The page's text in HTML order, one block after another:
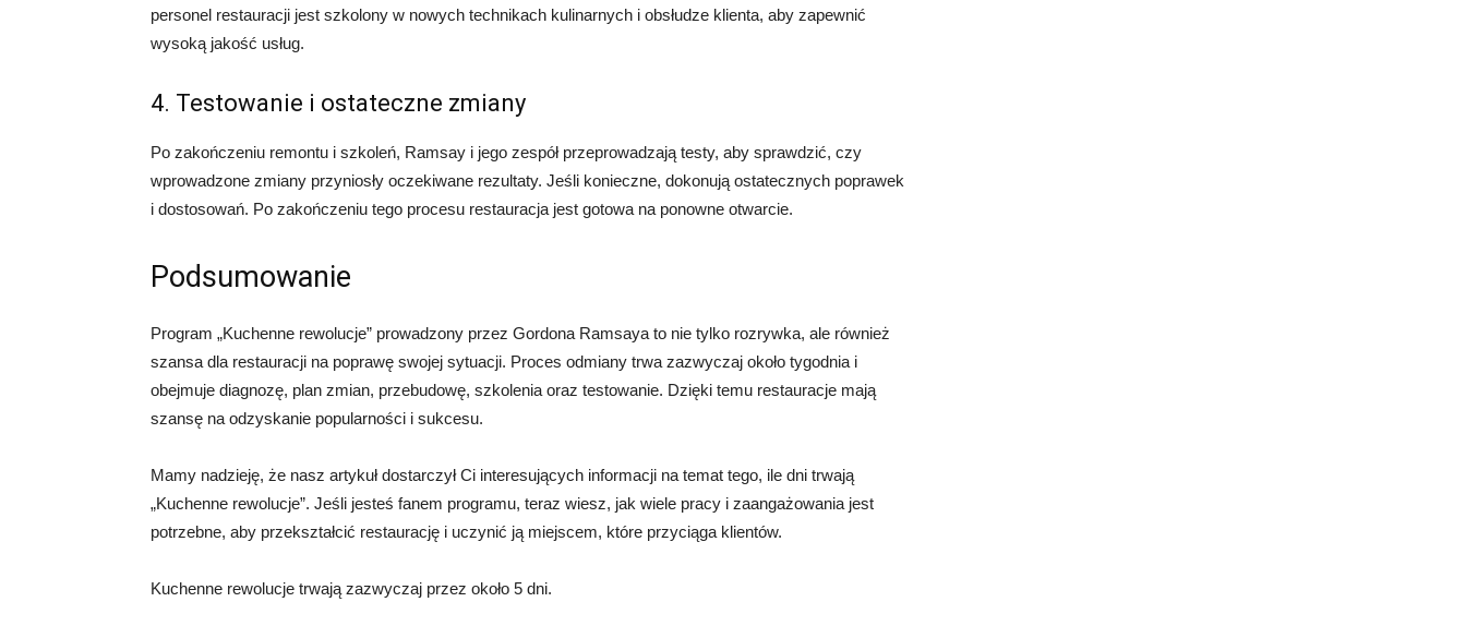
personel restauracji jest szkolony w nowych technikach kulinarnych i obsłudze klienta, aby zapewnić
wysoką jakość usług.
4. Testowanie i ostateczne zmiany
Po zakończeniu remontu i szkoleń, Ramsay i jego zespół przeprowadzają testy, aby sprawdzić, czy
wprowadzone zmiany przyniosły oczekiwane rezultaty. Jeśli konieczne, dokonują ostatecznych poprawek
i dostosowań. Po zakończeniu tego procesu restauracja jest gotowa na ponowne otwarcie.
Podsumowanie
Program „Kuchenne rewolucje” prowadzony przez Gordona Ramsaya to nie tylko rozrywka, ale również
szansa dla restauracji na poprawę swojej sytuacji. Proces odmiany trwa zazwyczaj około tygodnia i
obejmuje diagnozę, plan zmian, przebudowę, szkolenia oraz testowanie. Dzięki temu restauracje mają
szansę na odzyskanie popularności i sukcesu.
Mamy nadzieję, że nasz artykuł dostarczył Ci interesujących informacji na temat tego, ile dni trwają
„Kuchenne rewolucje”. Jeśli jesteś fanem programu, teraz wiesz, jak wiele pracy i zaangażowania jest
potrzebne, aby przekształcić restaurację i uczynić ją miejscem, które przyciąga klientów.
Kuchenne rewolucje trwają zazwyczaj przez około 5 dni.